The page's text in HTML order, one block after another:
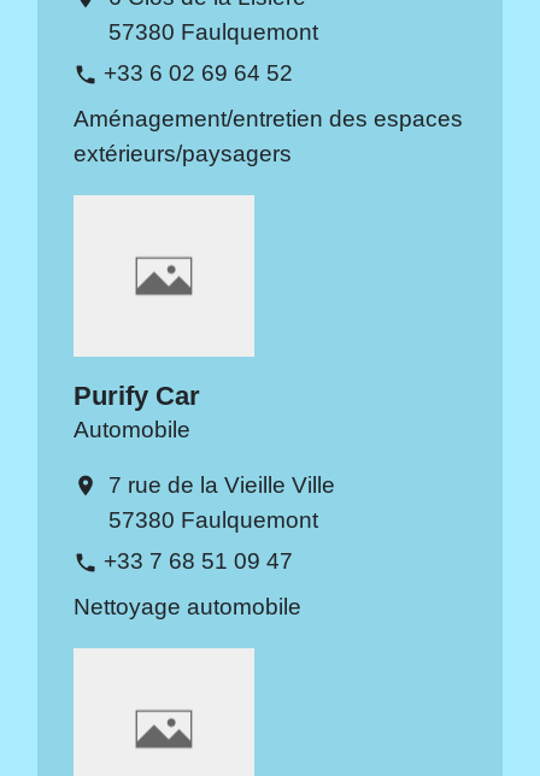
57380 Faulquemont
phone +33 6 02 69 64 52
Aménagement/entretien des espaces
extérieurs/paysagers
Purify Car
Automobile
location_on
7 rue de la Vieille Ville
57380 Faulquemont
phone +33 7 68 51 09 47
Nettoyage automobile